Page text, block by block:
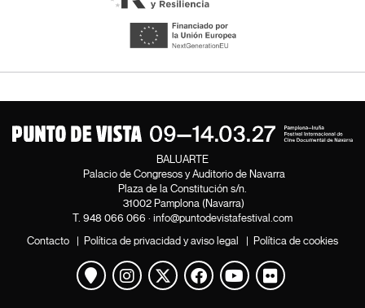
BALUARTE
Palacio de Congresos y Auditorio de Navarra
Plaza de la Constitución s/n.
31002 Pamplona (Navarra)
T. 948 066 066 · info@puntodevistafestival.com
Contacto | Política de privacidad y aviso legal | Política de cookies
Ver mapa
Instagram
Twitter
Facebook
Youtube
Flickr